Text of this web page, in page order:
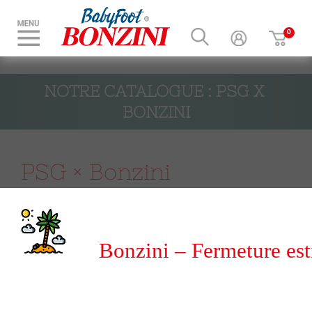
NOTRE CATALOGUE : PSG X
BONZINI
PSG × Bonzini
Quand le style parisienBonzini – Fermeture